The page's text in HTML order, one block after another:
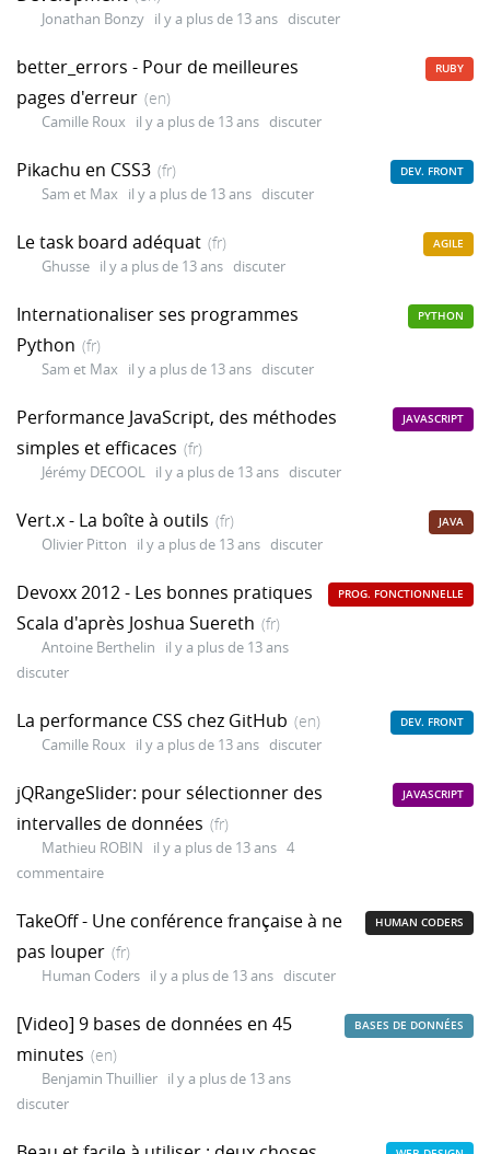
Jonathan Bonzy il y a plus de 13 ans discuter
better_errors - Pour de meilleures
pages d'erreur (en)
Camille Roux il y a plus de 13 ans discuter
RUBY
Pikachu en CSS3 (fr)
Sam et Max il y a plus de 13 ans discuter
DEV. FRONT
Le task board adéquat (fr)
Ghusse il y a plus de 13 ans discuter
AGILE
Internationaliser ses programmes
Python (fr)
Sam et Max il y a plus de 13 ans discuter
PYTHON
Performance JavaScript, des méthodes
simples et efficaces (fr)
Jérémy DECOOL il y a plus de 13 ans discuter
JAVASCRIPT
Vert.x - La boîte à outils (fr)
Olivier Pitton il y a plus de 13 ans discuter
JAVA
Devoxx 2012 - Les bonnes pratiques
Scala d'après Joshua Suereth (fr)
Antoine Berthelin
il y a plus de 13 ans
discuter
PROG. FONCTIONNELLE
La performance CSS chez GitHub (en)
Camille Roux il y a plus de 13 ans discuter
DEV. FRONT
jQRangeSlider: pour sélectionner des
intervalles de données (fr)
Mathieu ROBIN il y a plus de 13 ans 4
commentaire
JAVASCRIPT
TakeOff - Une conférence française à ne
pas louper (fr)
Human Coders il y a plus de 13 ans discuter
HUMAN CODERS
[Video] 9 bases de données en 45
minutes (en)
Benjamin Thuillier il y a plus de 13 ans
discuter
BASES DE DONNÉES